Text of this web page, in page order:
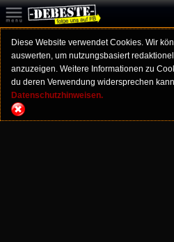
Diese Website verwendet Cookies. Wir
auswerten, um nutzungsbasiert
anzuzeigen. Weitere Informationen zu
du deren Verwendung widersprechen
Datenschutzhinweisen.